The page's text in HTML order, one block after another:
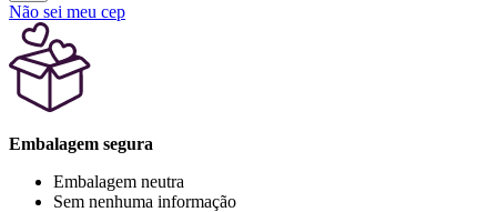
Não sei meu cep
Embalagem segura
Embalagem neutra
Sem nenhuma informação